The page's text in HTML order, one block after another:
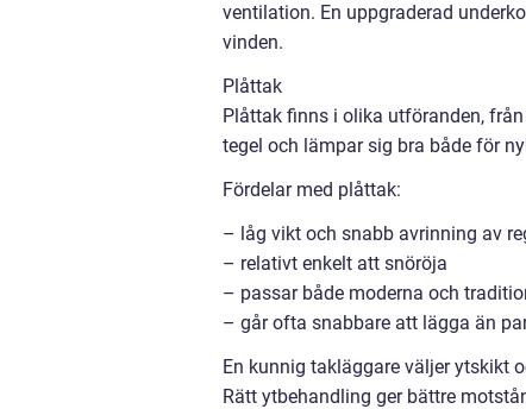
ventilation. En uppgraderad
vinden.
Plåttak
Plåttak finns i olika utföranden,
tegel och lämpar sig bra både för
Fördelar med plåttak:
– låg vikt och snabb avrinning av
– relativt enkelt att snöröja
– passar både moderna och
– går ofta snabbare att lägga än
En kunnig takläggare väljer ytskikt
Rätt ytbehandling ger bättre